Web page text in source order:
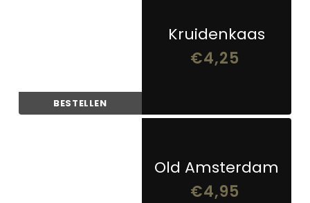
BESTELLEN
Kruidenkaas
€4,25
Old Amsterdam
€4,95